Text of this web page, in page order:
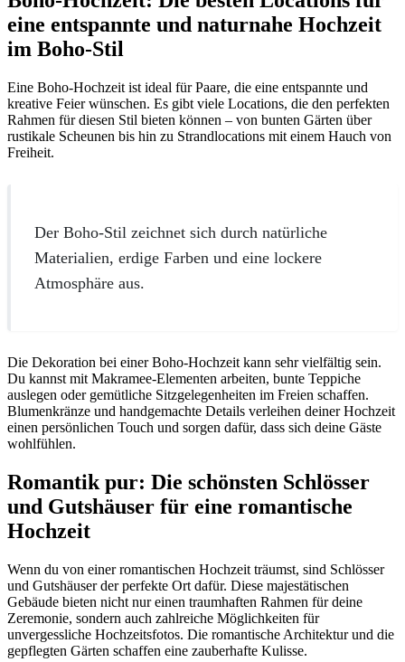
eine entspannte und naturnahe Hochzeit
im Boho-Stil
Eine Boho-Hochzeit ist ideal für Paare, die eine entspannte und
kreative Feier wünschen. Es gibt viele Locations, die den perfekten
Rahmen für diesen Stil bieten können – von bunten Gärten über
rustikale Scheunen bis hin zu Strandlocations mit einem Hauch von
Freiheit.
Der Boho-Stil zeichnet sich durch natürliche
Materialien, erdige Farben und eine lockere
Atmosphäre aus.
Die Dekoration bei einer Boho-Hochzeit kann sehr vielfältig sein.
Du kannst mit Makramee-Elementen arbeiten, bunte Teppiche
auslegen oder gemütliche Sitzgelegenheiten im Freien schaffen.
Blumenkränze und handgemachte Details verleihen deiner Hochzeit
einen persönlichen Touch und sorgen dafür, dass sich deine Gäste
wohlfühlen.
Romantik pur: Die schönsten Schlösser
und Gutshäuser für eine romantische
Hochzeit
Wenn du von einer romantischen Hochzeit träumst, sind Schlösser
und Gutshäuser der perfekte Ort dafür. Diese majestätischen
Gebäude bieten nicht nur einen traumhaften Rahmen für deine
Zeremonie, sondern auch zahlreiche Möglichkeiten für
unvergessliche Hochzeitsfotos. Die romantische Architektur und die
gepflegten Gärten schaffen eine zauberhafte Kulisse.